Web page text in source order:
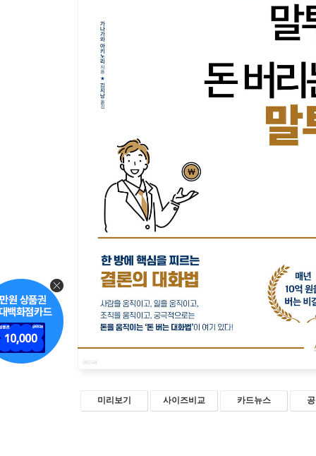
미리보기 사이즈비교 카드뉴스